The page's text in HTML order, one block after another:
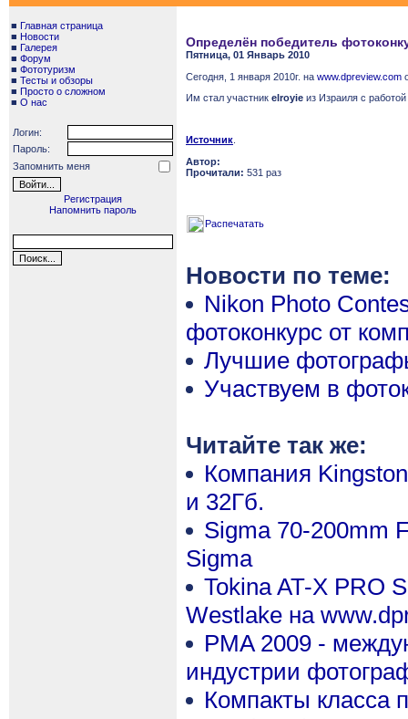
■ Главная страница
■ Новости
■ Галерея
■ Форум
■ Фототуризм
■ Тесты и обзоры
■ Просто о сложном
■ О нас
Логин:
Пароль:
Запомнить меня
Регистрация
Напомнить пароль
Определён победитель
Пятница, 01 Январь 2010
Сегодня, 1 января 2010г. на www.dpreview.com
Им стал участник elroyie из Израиля с работой
Источник
Автор:
Прочитали: 531 раз
Распечатать
Новости по теме:
Nikon Photo
фотоконкурс от
Лучшие
Участвуем в
Читайте так же:
Компания
и 32Гб.
Sigma 70-200mm
Sigma
Tokina AT-X PRO
Westlake на
PMA 2009 -
индустрии
Компакты класса